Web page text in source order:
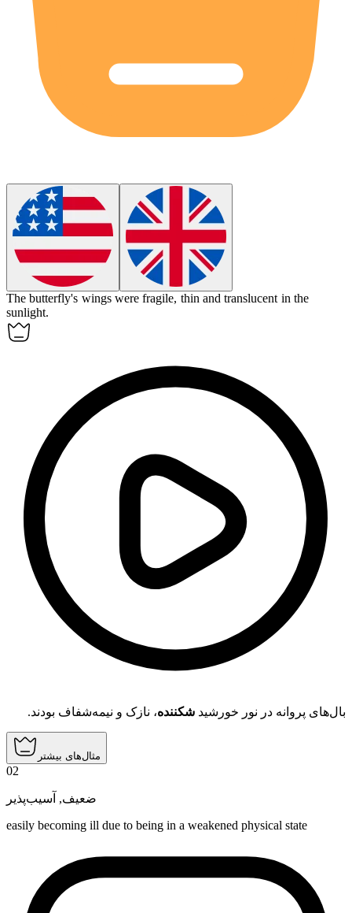
The butterfly's wings werefragile, thin and translucent in the
sunlight.
بال‌های پروانه در نور خورشید شکننده، نازک و نیمه‌شفاف بودند.
مثال‌های بیشتر
02
ضعیف, آسیب‌پذیر
easily becoming ill due to being in a weakened physical state